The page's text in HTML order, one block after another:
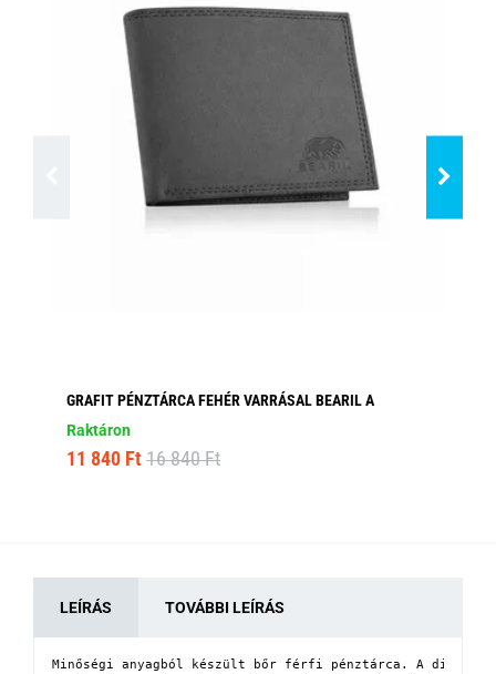
GRAFIT PÉNZTÁRCA FEHÉR VARRÁSAL BEARIL A
Raktáron
11 840 Ft 16 840 Ft
LEÍRÁS TOVÁBBI LEÍRÁS
Minőségi anyagból készült bőr férfi pénztárca. A